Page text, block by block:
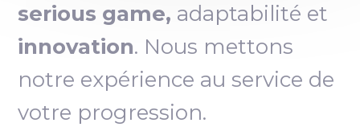
serious game, adaptabilité et
innovation. Nous mettons
notre expérience au service de
votre progression.